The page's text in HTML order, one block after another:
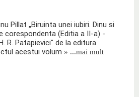
Pillat „Biruinta unei iubiri. Dinu si
corespondenta (Editia a II-a) -
R. Patapievici" de la editura
acestui volum » ...mai mult